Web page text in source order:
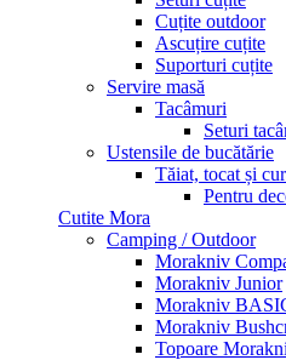
Cuțite outdoor
Ascuțire cuțite
Suporturi cuțite
Servire masă
Tacâmuri
Seturi
Ustensile de bucătărie
Tăiat, tocat și
Pentru
Cutite Mora
Camping / Outdoor
Morakniv
Morakniv Junior
Morakniv
Morakniv
Topoare